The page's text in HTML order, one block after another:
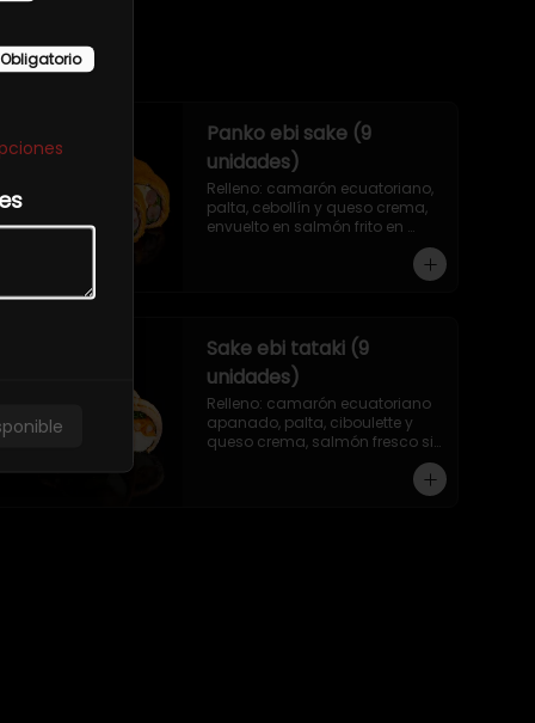
Panko ebi sake (9
unidades)
Relleno: camarón ecuatoriano,
palta, cebollín y queso crema,
envuelto en salmón frito en
Sake ebi tataki (9
unidades)
Relleno: camarón ecuatoriano
apanado, palta, ciboulette y
queso crema, salmón fresco sin
Obligatorio